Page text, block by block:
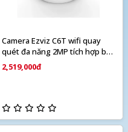
Camera Ezviz C6T wifi quay
quét đa năng 2MP tích hợp báo
động
2,519,000đ